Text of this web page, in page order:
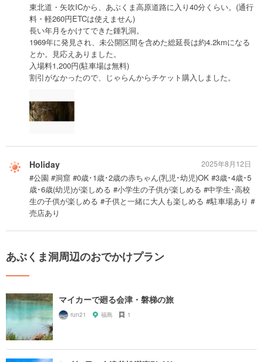
東北道・矢吹ICから、あぶくま高原道路に入り40分くらい。(通行
料・軽260円ETCは使えません)
長い年月をかけてできた鍾乳洞。
1969年に発見され、未公開区間を含めた総延長は約4.2kmになる
とか。見応えありました。
入場料1,200円(駐車場は無料)
割引がなかったので、じゃらんからチケット購入しました。
Holiday
#公園 #洞窟 #0歳･1歳･2歳の赤ちゃん(乳児･幼児)OK #3歳･4歳･5
歳･6歳(幼児)が楽しめる #小学生の子供が楽しめる #中学生･高校
生の子供が楽しめる #子供と一緒に大人も楽しめる #駐車場あり #
売店あり
2025年8月12日
あぶくま洞周辺のおでかけプラン
マイカーで廻る会津・磐梯の旅
run21 福島 1